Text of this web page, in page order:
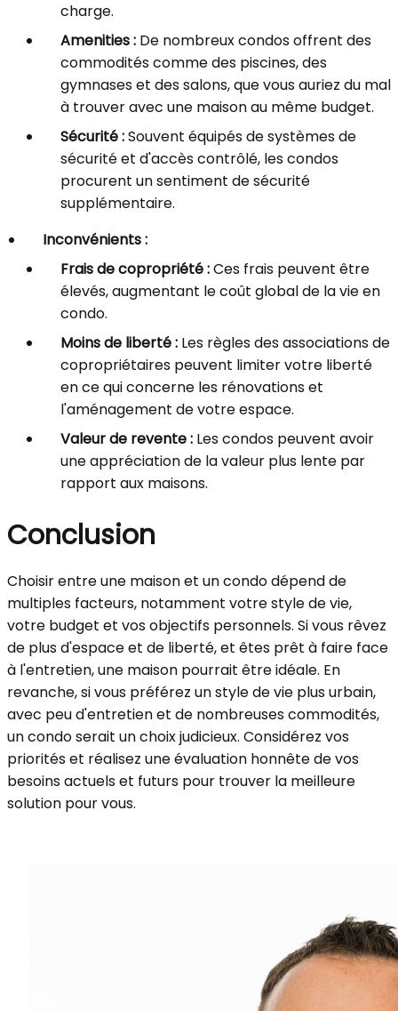
charge.
Amenities : De nombreux condos offrent des
commodités comme des piscines, des
gymnases et des salons, que vous auriez du mal
à trouver avec une maison au même budget.
Sécurité :Souvent équipés de systèmes de
sécurité et d'accès contrôlé, les condos
procurent un sentiment de sécurité
supplémentaire.
Inconvénients :
Frais de copropriété :Ces frais peuvent être
élevés, augmentant le coût global de la vie en
condo.
Moins de liberté : Les règles des associations de
copropriétaires peuvent limiter votre liberté
en ce qui concerne les rénovations et
l'aménagement de votre espace.
Valeur de revente : Les condos peuvent avoir
une appréciation de la valeur plus lente par
rapport aux maisons.
Conclusion
Choisir entre une maison et un condo dépend de
multiples facteurs, notamment votre style de vie,
votre budget et vos objectifs personnels. Si vous rêvez
de plus d'espace et de liberté, et êtes prêt à faire face
à l'entretien, une maison pourrait être idéale. En
revanche, si vous préférez un style de vie plus urbain,
avec peu d'entretien et de nombreuses commodités,
un condo serait un choix judicieux. Considérez vos
priorités et réalisez une évaluation honnête de vos
besoins actuels et futurs pour trouver la meilleure
solution pour vous.